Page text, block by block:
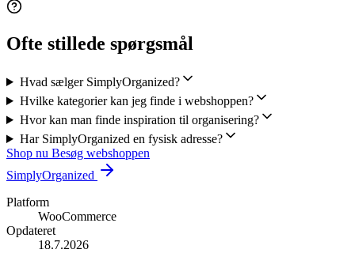
Ofte stillede spørgsmål
Hvad sælger SimplyOrganized?
Hvilke kategorier kan jeg finde i webshoppen?
Hvor kan man finde inspiration til organisering?
Har SimplyOrganized en fysisk adresse?
Shop nu Besøg webshoppen
SimplyOrganized
Platform
WooCommerce
Opdateret
18.7.2026